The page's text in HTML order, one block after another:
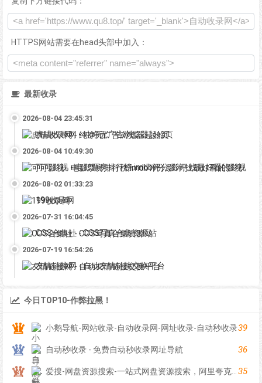
HTTPS网站需要在head头部中加入：
最新收录
2026-08-04 23:45:31
虎喵收录网 - 纯净无广告浏览器起始页
2026-08-04 10:49:30
可可影视 - 电影票房排行榜,imdb评分,影评,找最好看的影视
2026-08-02 01:33:23
199收录网
2026-07-31 16:04:45
COS合集社 - COS写真合集资源站
2026-07-19 16:54:26
友情链接网 - 自动友情链接交换平台
今日TOP10-作弊拉黑！
小鹅导航-网站收录-自动收录网-网址收录-自动秒收录39
自动秒收录 - 免费自动秒收录网址导航 36
爱搜-网盘资源搜索-一站式网盘资源搜索，阿里夸克百度迅雷UC全聚合35